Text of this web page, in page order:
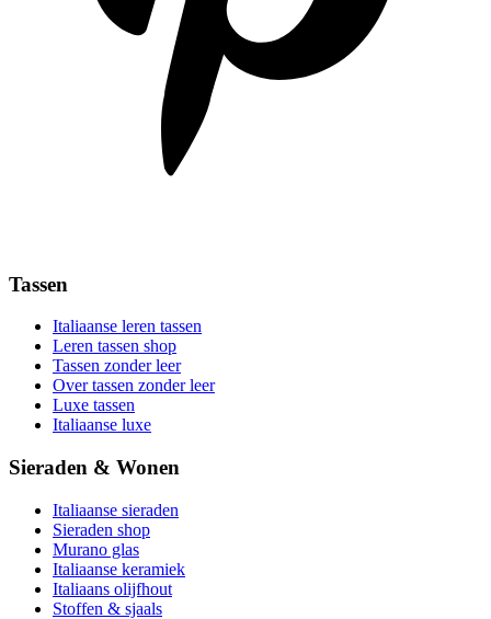
Tassen
Italiaanse leren tassen
Leren tassen shop
Tassen zonder leer
Over tassen zonder leer
Luxe tassen
Italiaanse luxe
Sieraden & Wonen
Italiaanse sieraden
Sieraden shop
Murano glas
Italiaanse keramiek
Italiaans olijfhout
Stoffen & sjaals